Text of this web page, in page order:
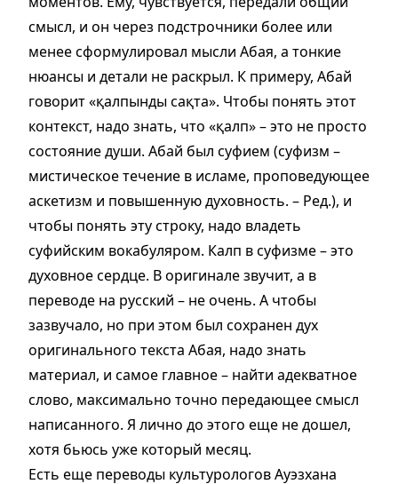
смысл, и он через подстрочники более или
менее сформулировал мысли Абая, а тонкие
нюансы и детали не раскрыл. К примеру, Абай
говорит «қалпынды сақта». Чтобы понять этот
контекст, надо знать, что «қалп» – это не просто
состояние души. Абай был суфием (суфизм –
мистическое течение в исламе, проповедующее
аскетизм и повышенную духовность. – Ред.), и
чтобы понять эту строку, надо владеть
суфийским вокабуляром. Калп в суфизме – это
духовное сердце. В оригинале звучит, а в
переводе на русский – не очень. А чтобы
зазвучало, но при этом был сохранен дух
оригинального текста Абая, надо знать
материал, и самое главное – найти адекватное
слово, максимально точно передающее смысл
написанного. Я лично до этого еще не дошел,
хотя бьюсь уже который месяц.
Есть еще переводы культурологов Ауэзхана